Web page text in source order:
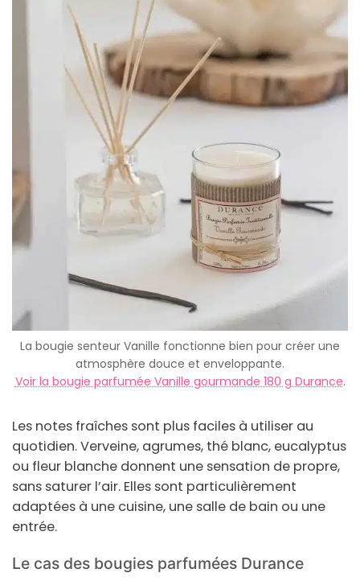
La bougie senteur Vanille fonctionne bien pour créer une
atmosphère douce et enveloppante.
Voir la bougie parfumée Vanille gourmande 180 g Durance.
Les notes fraîches sont plus faciles à utiliser au
quotidien. Verveine, agrumes, thé blanc, eucalyptus
ou fleur blanche donnent une sensation de propre,
sans saturer l’air. Elles sont particulièrement
adaptées à une cuisine, une salle de bain ou une
entrée.
Le cas des bougies parfumées Durance